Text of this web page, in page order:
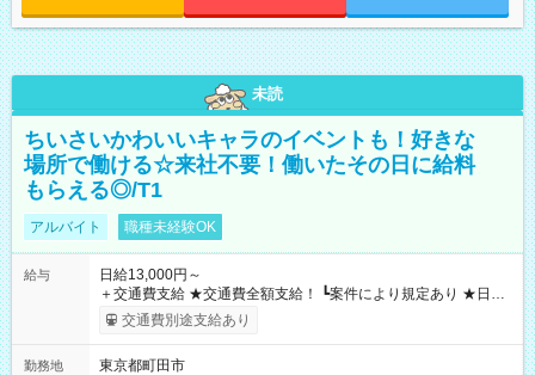
未読
ちいさいかわいいキャラのイベントも！好きな
場所で働ける☆来社不要！働いたその日に給料
もらえる◎/T1
アルバイト 職種未経験OK
給与
日給13,000円～
＋交通費支給 ★交通費全額支給！ ┗案件により規定あり ★日払
いOK！（規定あり） ┗働いたその日に現金GET♪ お仕事後はコ
ンビニATMから 日払い分を引き落とせます！ 【試用期間】試
交通費別途支給あり
勤務地
東京都町田市